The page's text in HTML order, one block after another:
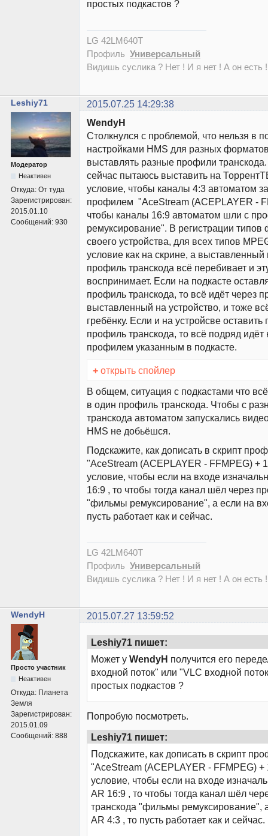
простых подкастов ?
LG 42LM640T
Профиль Универсальный
Видишь суслика ? Нет ! И я нет ! А он есть
Leshiy71 2015.07.25 14:29:38
Модератор
Неактивен
Откуда: От туда
Зарегистрирован:
2015.01.10
Сообщений: 930
WendyH
Столкнулся с проблемой, что нельзя в
настройками HMS для разных
выставлять разные профили
сейчас пытаюсь выставить на
условие, чтобы каналы 4:3 автоматом
профилем "AceStream (ACEPLAYER -
чтобы каналы 16:9 автоматом шли с
ремуксирование". В регистрации типов
своего устройства, для всех типов
условие как на скрине, а выставленный
профиль транскода всё перебивает и
воспринимает. Если на подкасте
профиль транскода, то всё идёт через
выставленный на устройство, и тоже
гребёнку. Если и на устройсве оставить
профиль транскода, то всё подряд идёт
профилем указанным в подкасте.
+ открыть спойлер
В общем, ситуация с подкастами что
в один профиль транскода. Чтобы с
транскода автоматом запускались
HMS не добьёшся.
Подскажите, как дописать в скрипт
"AceStream (ACEPLAYER - FFMPEG) +
условие, чтобы если на входе
16:9 , то чтобы тогда канал шёл через
"фильмы ремуксирование", а если на
пусть работает как и сейчас.
LG 42LM640T
Профиль Универсальный
Видишь суслика ? Нет ! И я нет ! А он есть
WendyH 2015.07.27 13:59:52
Просто участник
Неактивен
Откуда: Планета
Земля
Зарегистрирован:
2015.01.09
Сообщений: 888
Leshiy71 пишет:
Может у WendyH получится его
входной поток" или "VLC входной
простых подкастов ?
Попробую посмотреть.
Leshiy71 пишет:
Подскажите, как дописать в скрипт
"AceStream (ACEPLAYER - FFMPEG) +
условие, чтобы если на входе
AR 16:9 , то чтобы тогда канал шёл
транскода "фильмы ремуксирование",
AR 4:3 , то пусть работает как и сейчас.